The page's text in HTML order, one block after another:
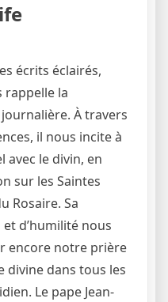
écrits éclairés,
rappelle la
À travers
il nous incite à
avec le divin, en
sur les Saintes
Rosaire. Sa
d’humilité nous
encore notre prière
divine dans tous les
Le pape Jean-